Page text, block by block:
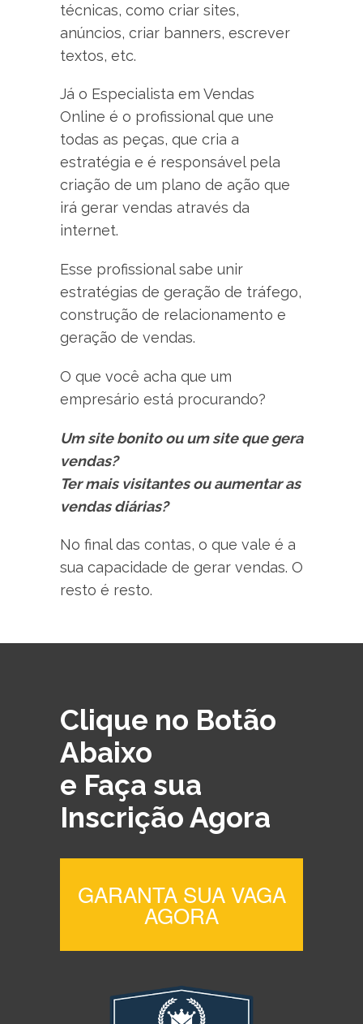
técnicas, como criar sites,
anúncios, criar banners, escrever
textos, etc.
Já o Especialista em Vendas
Online é o profissional que une
todas as peças, que cria a
estratégia e é responsável pela
criação de um plano de ação que
irá gerar vendas através da
internet.
Esse profissional sabe unir
estratégias de geração de tráfego,
construção de relacionamento e
geração de vendas.
O que você acha que um
empresário está procurando?
Um site bonito ou um site que gera
vendas?
Ter mais visitantes ou aumentar as
vendas diárias?
No final das contas, o que vale é a
sua capacidade de gerar vendas. O
resto é resto.
Clique no Botão
Abaixo
e Faça sua
Inscrição Agora
GARANTA SUA VAGA
AGORA